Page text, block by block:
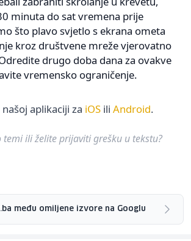
minuta do sat vremena prije
što plavo svjetlo s ekrana ometa
kroz društvene mreže vjerovatno
drugo doba dana za ovakve
vremensko ograničenje.
aplikaciji za iOS ili Android.
temi ili želite prijaviti grešku u tekstu?
među omiljene izvore na Googlu